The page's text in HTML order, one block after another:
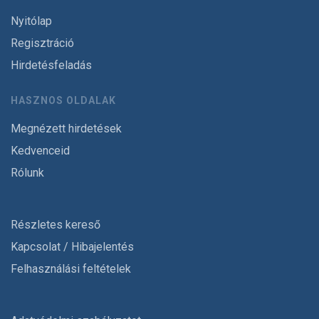
Nyitólap
Regisztráció
Hirdetésfeladás
HASZNOS OLDALAK
Megnézett hirdetések
Kedvenceid
Rólunk
Részletes kereső
Kapcsolat / Hibajelentés
Felhasználási feltételek